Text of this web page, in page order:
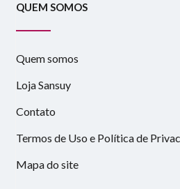
QUEM SOMOS
Quem somos
Loja Sansuy
Contato
Termos de Uso e Política de
Mapa do site